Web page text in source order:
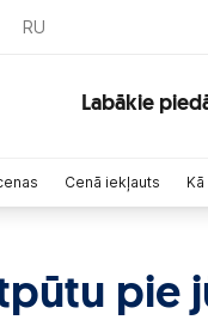
RU
Labākie
pie
Cenā iekļauts